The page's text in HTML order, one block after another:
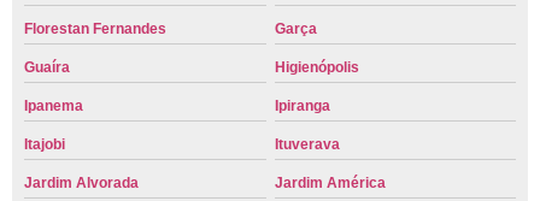
Florestan Fernandes Garça
Guaíra Higienópolis
Ipanema Ipiranga
Itajobi Ituverava
Jardim Alvorada Jardim América